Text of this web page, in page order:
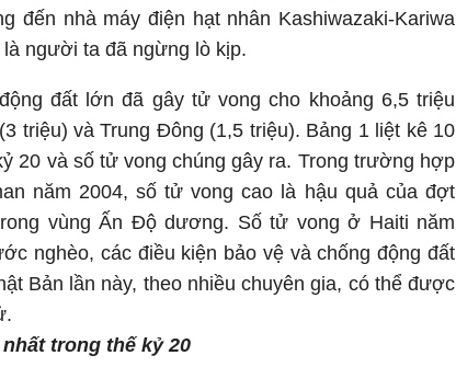
đến nhà máy điện hạt nhân Kashiwazaki-Kariwa
người ta đã ngừng lò kịp.
đất lớn đã gây tử vong cho khoảng 6,5 triệu
triệu) và Trung Đông (1,5 triệu). Bảng 1 liệt kê 10
20 và số tử vong chúng gây ra. Trong trường hợp
năm 2004, số tử vong cao là hậu quả của đợt
vùng Ấn Độ dương. Số tử vong ở Haiti năm
nghèo, các điều kiện bảo vệ và chống động đất
Bản lần này, theo nhiều chuyên gia, có thể được
trong thế kỷ 20